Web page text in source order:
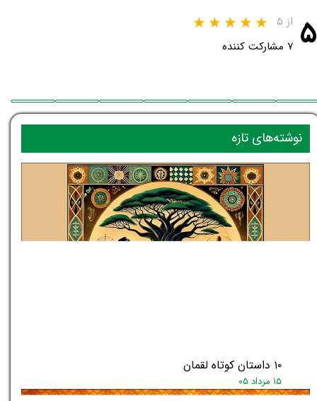
۵ از ۵
۷ مشارکت کننده
۱۰ داستان کوتاه لقمان
۱۵ مرداد ۰۵
نوشته‌های تازه